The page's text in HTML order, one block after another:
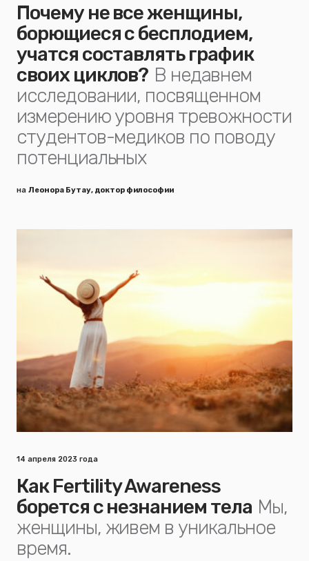
Почему не все женщины,
борющиеся с бесплодием,
учатся составлять график
своих циклов? В недавнем
исследовании, посвященном
измерению уровня тревожности
студентов-медиков по поводу
потенциальных
на Леонора Бутау, доктор философии
14 апреля 2023 года
Как Fertility Awareness
борется с незнанием тела Мы,
женщины, живем в уникальное
время.